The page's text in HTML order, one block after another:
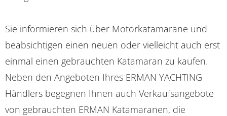
Sie informieren sich über Motorkatamarane und
beabsichtigen einen neuen oder vielleicht auch erst
einmal einen gebrauchten Katamaran zu kaufen.
Neben den Angeboten Ihres ERMAN YACHTING
Händlers begegnen Ihnen auch Verkaufsangebote
von gebrauchten ERMAN Katamaranen, die